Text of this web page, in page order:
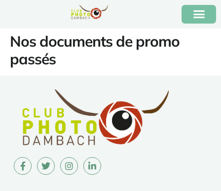
Nos documents de promo
passés